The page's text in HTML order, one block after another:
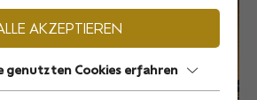
AKZEPTIEREN
genutzten Cookies erfahren